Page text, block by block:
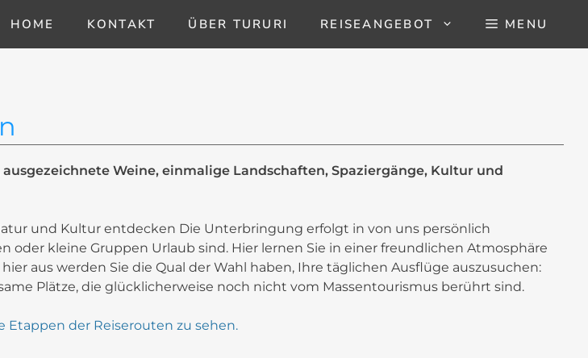
HOME KONTAKT ÜBER TURURI REISEANGEBOT MENU
Weine, einmalige Landschaften, Spaziergänge, Kultur und
und Kultur entdecken Die Unterbringung erfolgt in von uns persönlich
kleine Gruppen Urlaub sind. Hier lernen Sie in einer freundlichen Atmosphäre
aus werden Sie die Qual der Wahl haben, Ihre täglichen Ausflüge auszusuchen:
Plätze, die glücklicherweise noch nicht vom Massentourismus berührt sind.
Etappen der Reiserouten zu sehen.